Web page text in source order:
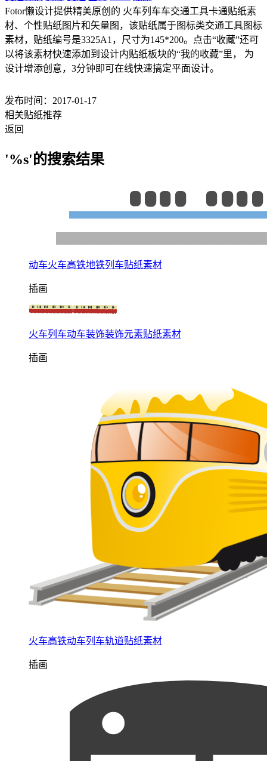
Fotor懒设计提供精美原创的 火车列车车交通工具卡通贴纸素
材、个性贴纸图片和矢量图，该贴纸属于图标类交通工具图标
素材，贴纸编号是3325A1，尺寸为145*200。点击“收藏”还可
以将该素材快速添加到设计内贴纸板块的“我的收藏”里， 为
设计增添创意，3分钟即可在线快速搞定平面设计。
发布时间：2017-01-17
相关贴纸推荐
返回
'%s'的搜索结果
动车火车高铁地铁列车贴纸素材
插画
火车列车动车装饰装饰元素贴纸素材
插画
火车高铁动车列车轨道贴纸素材
插画